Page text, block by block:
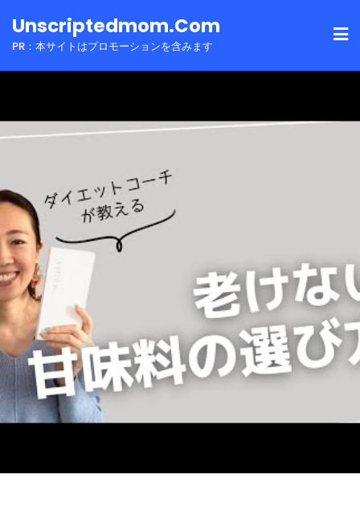
toUnscriptedmom.com
PR：本サイトはプロモーションを含みます